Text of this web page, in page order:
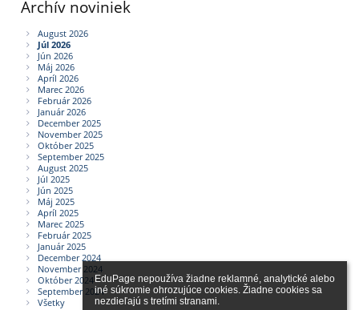
EduPage nepoužíva žiadne reklamné, analytické alebo
iné súkromie ohrozujúce cookies. Žiadne cookies sa
nezdieľajú s tretími stranami.
Archív noviniek
August 2026
Júl 2026
Jún 2026
Máj 2026
Apríl 2026
Marec 2026
Február 2026
Január 2026
December 2025
November 2025
Október 2025
September 2025
August 2025
Júl 2025
Jún 2025
Máj 2025
Apríl 2025
Marec 2025
Február 2025
Január 2025
December 2024
November 2024
Október 2024
September 2024
Všetky